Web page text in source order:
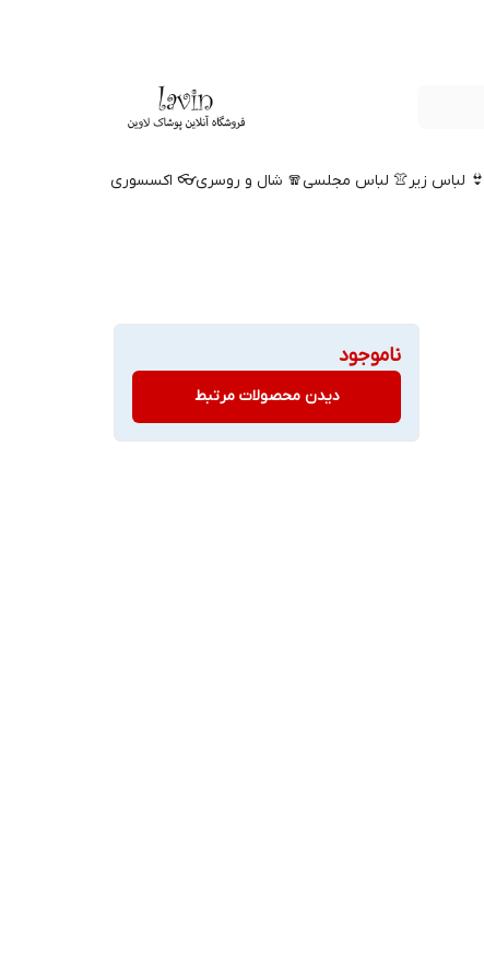
👙 لباس زیر👚 لباس مجلسی🧣 شال و روسری👓 اکسسوری
ناموجود
دیدن محصولات مرتبط